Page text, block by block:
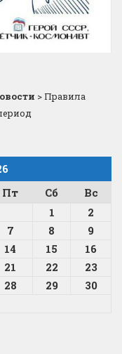
>Правила
Пт Сб
Вс
1
2
7 8
9
14 15
16
21 22
23
28 29
30